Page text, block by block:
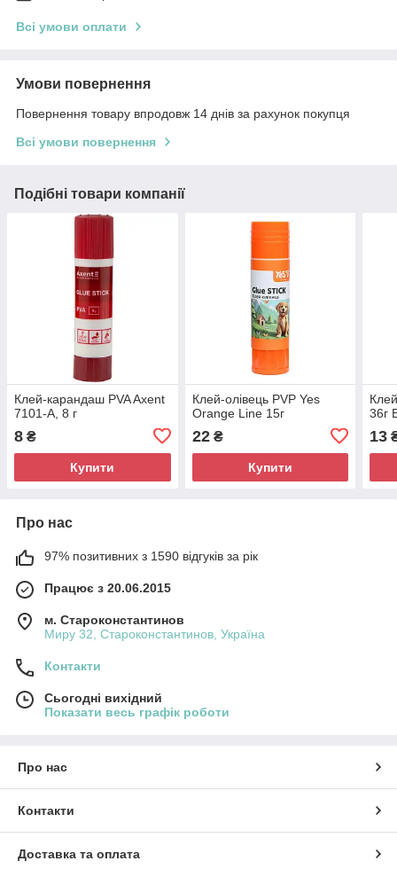
Всі умови оплати
Умови повернення
Повернення товару впродовж 14 днів за рахунок покупця
Всі умови повернення
Подібні товари компанії
Клей-карандаш PVA Axent
7101-A, 8 г
8 ₴
Купити
Клей-олівець PVP Yes
Orange Line 15г
22₴
Купити
36г
13
Про нас
97% позитивних з 1590 відгуків за рік
Працює з 20.06.2015
м. Староконстантинов
Миру 32, Староконстантинов, Україна
Контакти
Сьогодні вихідний
Показати весь графік роботи
Про нас
Контакти
Доставка та оплата